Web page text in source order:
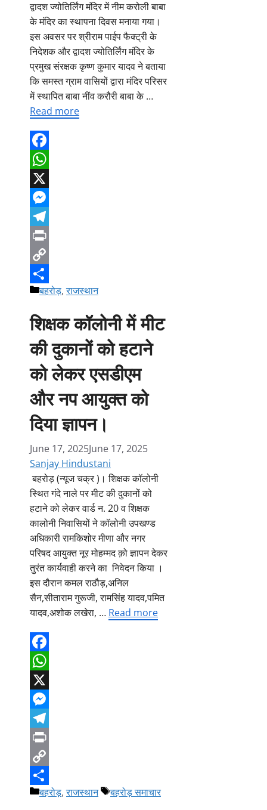
द्वादश ज्योतिर्लिंग मंदिर में नीम करोली बाबा
के मंदिर का स्थापना दिवस मनाया गया।
इस अवसर पर श्रीराम पाईप फैक्ट्री के
निदेशक और द्वादश ज्योतिर्लिंग मंदिर के
प्रमुख संरक्षक कृष्ण कुमार यादव ने बताया
कि समस्त ग्राम वासियों द्वारा मंदिर परिसर
में स्थापित बाबा नींव करौरी बाबा के …
Read more
Facebook
WhatsApp
X
Messenger
Telegram
Print
Copy
Link
Share
Categories
बहरोड़,राजस्थान
शिक्षक कॉलोनी में मीट
की दुकानों को हटाने
को लेकर एसडीएम
और नप आयुक्त को
दिया ज्ञापन।
June 17, 2025June 17, 2025
Sanjay Hindustani
बहरोड़ (न्यूज चक्र )। शिक्षक कॉलोनी
स्थित गंदे नाले पर मीट की दुकानों को
हटाने को लेकर वार्ड न. 20 व शिक्षक
कालोनी निवासियों ने कॉलोनी उपखण्ड
अधिकारी रामकिशोर मीणा और नगर
परिषद आयुक्त नूर मोहम्मद क़ो ज्ञापन देकर
तुरंत कार्यवाही करने का निवेदन किया ।
इस दौरान कमल राठौड़,अनिल
सैन,सीताराम गुरूजी, रामसिंह यादव,पमित
यादव,अशोक लखेरा, … Read more
Facebook
WhatsApp
X
Messenger
Telegram
Print
Copy
Link
Share
Categories
बहरोड़,राजस्थान Tags
बहरोड़ समाचार